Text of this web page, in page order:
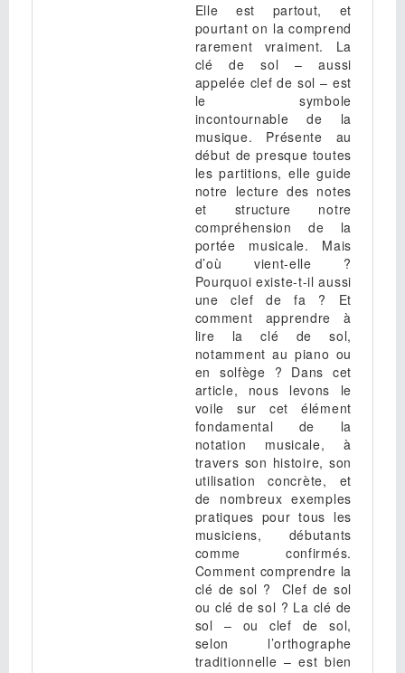
Elle est partout, et
pourtant on la comprend
rarement vraiment. La
clé de sol – aussi
appelée clef de sol – est
le symbole
incontournable de la
musique. Présente au
début de presque toutes
les partitions, elle guide
notre lecture des notes
et structure notre
compréhension de la
portée musicale. Mais
d’où vient-elle ?
Pourquoi existe-t-il aussi
une clef de fa ? Et
comment apprendre à
lire la clé de sol,
notamment au piano ou
en solfège ? Dans cet
article, nous levons le
voile sur cet élément
fondamental de la
notation musicale, à
travers son histoire, son
utilisation concrète, et
de nombreux exemples
pratiques pour tous les
musiciens, débutants
comme confirmés.
Comment comprendre la
clé de sol ? Clef de sol
ou clé de sol ? La clé de
sol – ou clef de sol,
selon l’orthographe
traditionnelle – est bien